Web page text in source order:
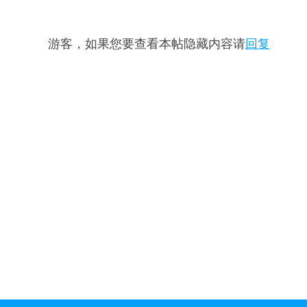
游客，如果您要查看本帖隐藏内容请回复